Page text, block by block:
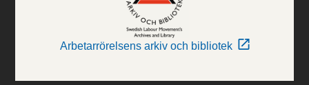
Arbetarrörelsens arkiv och bibliotek